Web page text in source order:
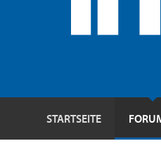
STARTSEITE